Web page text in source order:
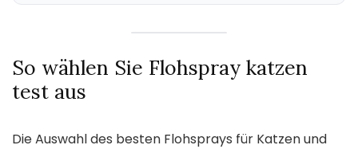
So wählen Sie Flohspray katzen
test aus
Die Auswahl des besten Flohsprays für Katzen und